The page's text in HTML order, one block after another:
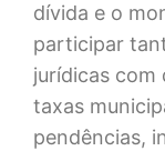
dívida e o
participar
jurídicas com
taxas
pendências,